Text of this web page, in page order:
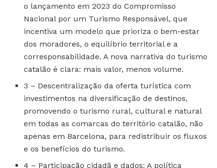
o lançamento em 2023 do Compromisso
Nacional por um Turismo Responsável, que
incentiva um modelo que prioriza o bem-estar
dos moradores, o equilíbrio territorial e a
corresponsabilidade. A nova narrativa do turismo
catalão é clara: mais valor, menos volume.
3 – Descentralização da oferta turística com
investimentos na diversificação de destinos,
promovendo o turismo rural, cultural e natural
em todas as comarcas do território catalão, não
apenas em Barcelona, para redistribuir os fluxos
e os benefícios do turismo.
4 – Participação cidadã e dados: A política